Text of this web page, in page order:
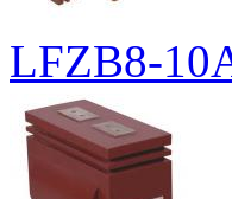
LFZB8-